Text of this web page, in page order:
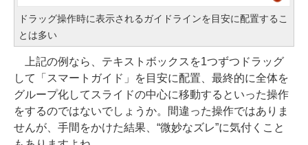
ドラッグ操作時に表示されるガイドラインを目安に配置するこ
とは多い
上記の例なら、テキストボックスを1つずつドラッグ
して「スマートガイド」を目安に配置、最終的に全体を
グループ化してスライドの中心に移動するといった操作
をするのではないでしょうか。間違った操作ではありま
せんが、手間をかけた結果、“微妙なズレ”に気付くこと